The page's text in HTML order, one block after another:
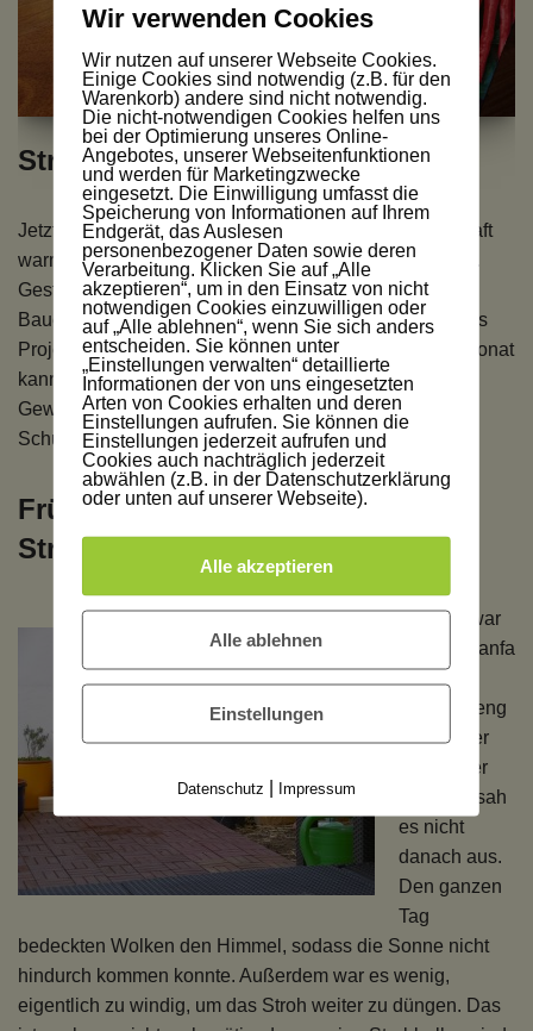
Strohballen-Vorfreude
Jetzt, Ende Januar, ist es draußen fast schon frühlinghaft
warm. Wahnsinn, was das Wetter für Kapriolen schlägt.
Gestern habe ich mir neue Strohballen besorgt, beim
Bauern vor der Stadt. Die Strohballen-Vorfreude auf das
Projekt wächst nun von Tag zu Tag. Bereits in einem Monat
kann ich mit dem Präparieren der kleinen
Gewächskanonen beginnen. Strohballen-Vorfreude:
Schuhe…Weiterlesen »
Frühlingsanfang im
Strohballengarten
Gestern war
Frühlingsanfa
Strohballeng
arten, aber
auf meiner
Terrasse sah
es nicht
danach aus.
Den ganzen
Tag
bedeckten Wolken den Himmel, sodass die Sonne nicht
hindurch kommen konnte. Außerdem war es wenig,
eigentlich zu windig, um das Stroh weiter zu düngen. Das
Wir verwenden Cookies
Wir nutzen auf unserer Webseite Cookies.
Einige Cookies sind notwendig (z.B. für den
Warenkorb) andere sind nicht notwendig.
Die nicht-notwendigen Cookies helfen uns
bei der Optimierung unseres Online-
Angebotes, unserer Webseitenfunktionen
und werden für Marketingzwecke
eingesetzt. Die Einwilligung umfasst die
Speicherung von Informationen auf Ihrem
Endgerät, das Auslesen
personenbezogener Daten sowie deren
Verarbeitung. Klicken Sie auf „Alle
akzeptieren“, um in den Einsatz von nicht
notwendigen Cookies einzuwilligen oder
auf „Alle ablehnen“, wenn Sie sich anders
entscheiden. Sie können unter
„Einstellungen verwalten“ detaillierte
Informationen der von uns eingesetzten
Arten von Cookies erhalten und deren
Einstellungen aufrufen. Sie können die
Einstellungen jederzeit aufrufen und
Cookies auch nachträglich jederzeit
abwählen (z.B. in der Datenschutzerklärung
oder unten auf unserer Webseite).
Alle akzeptieren
Alle ablehnen
Einstellungen
Datenschutz Impressum